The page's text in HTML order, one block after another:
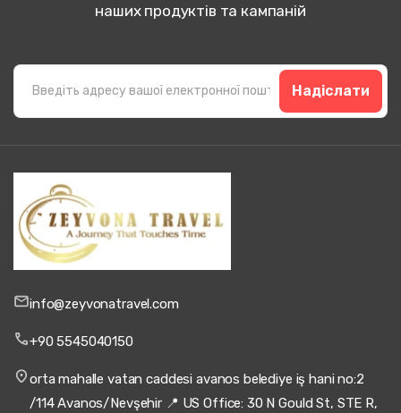
наших продуктів та кампаній
Надіслати
info@zeyvonatravel.com
+90 5545040150
orta mahalle vatan caddesi avanos belediye iş hani no:2
/114 Avanos/Nevşehir 📍 US Office: 30 N Gould St, STE R,